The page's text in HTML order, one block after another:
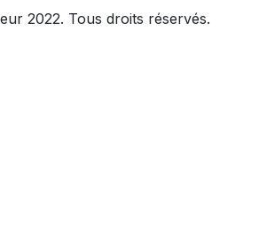
2022. Tous droits réservés.